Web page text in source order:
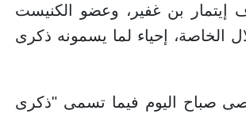
إيتمار بن غفير، وعضو الكنيست
الخاصة، إحياء لما يسمونه ذكرى
باحات الأقصى صباح اليوم فيما تسمى "ذكرى